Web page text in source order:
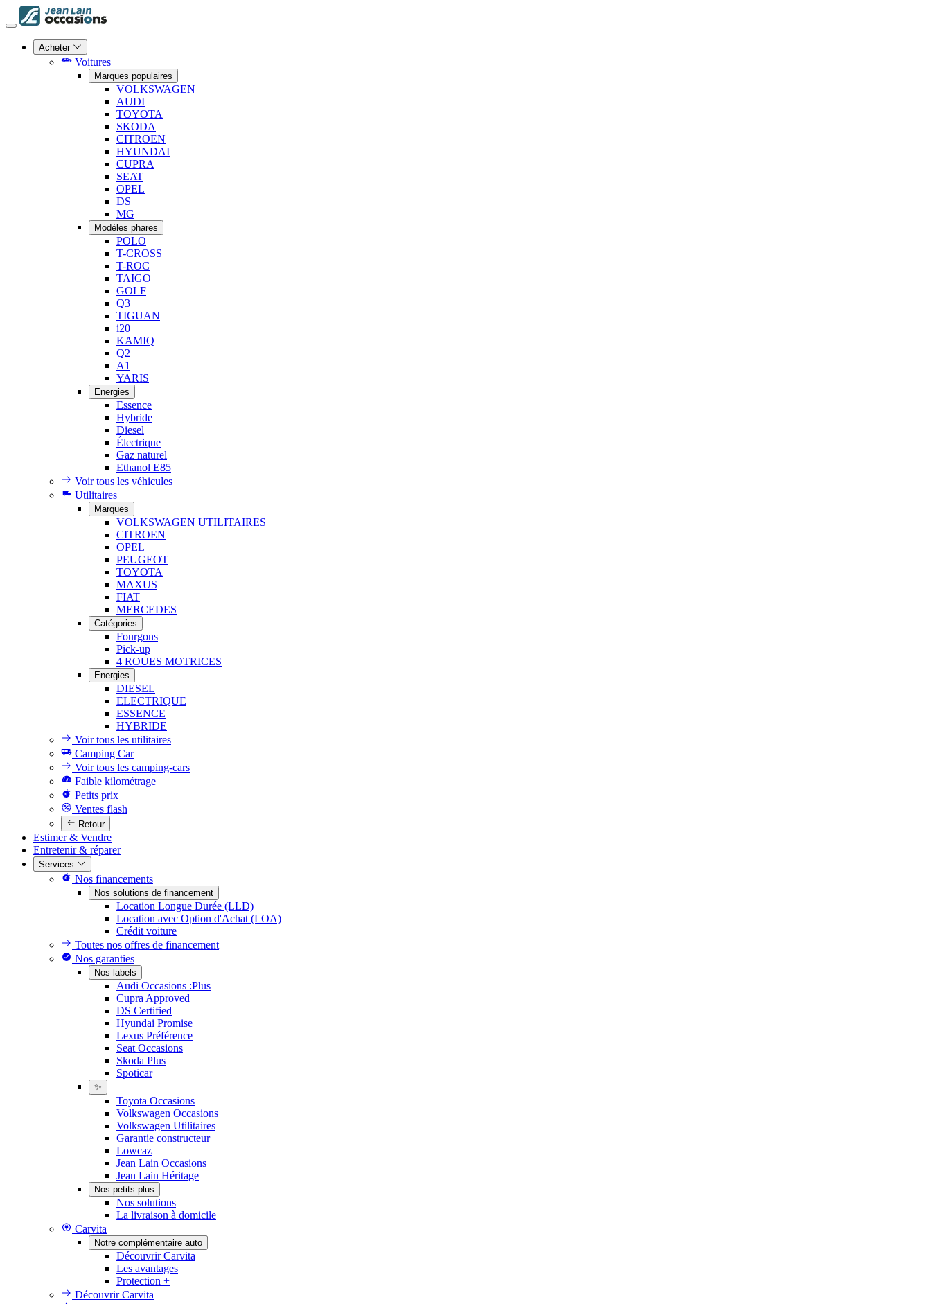
Acheter
Voitures
Marques populaires
VOLKSWAGEN
AUDI
TOYOTA
SKODA
CITROEN
HYUNDAI
CUPRA
SEAT
OPEL
DS
MG
Modèles phares
POLO
T-CROSS
T-ROC
TAIGO
GOLF
Q3
TIGUAN
i20
KAMIQ
Q2
A1
YARIS
Energies
Essence
Hybride
Diesel
Électrique
Gaz naturel
Ethanol E85
Voir tous les véhicules
Utilitaires
Marques
VOLKSWAGEN UTILITAIRES
CITROEN
OPEL
PEUGEOT
TOYOTA
MAXUS
FIAT
MERCEDES
Catégories
Fourgons
Pick-up
4 ROUES MOTRICES
Energies
DIESEL
ELECTRIQUE
ESSENCE
HYBRIDE
Voir tous les utilitaires
Camping Car
Voir tous les camping-cars
Faible kilométrage
Petits prix
Ventes flash
Retour
Estimer & Vendre
Entretenir & réparer
Services
Nos financements
Nos solutions de financement
Location Longue Durée (LLD)
Location avec Option d'Achat (LOA)
Crédit voiture
Toutes nos offres de financement
Nos garanties
Nos labels
Audi Occasions :Plus
Cupra Approved
DS Certified
Hyundai Promise
Lexus Préférence
Seat Occasions
Skoda Plus
Spoticar
✨
Toyota Occasions
Volkswagen Occasions
Volkswagen Utilitaires
Garantie constructeur
Lowcaz
Jean Lain Occasions
Jean Lain Héritage
Nos petits plus
Nos solutions
La livraison à domicile
Carvita
Notre complémentaire auto
Découvrir Carvita
Les avantages
Protection +
Découvrir Carvita